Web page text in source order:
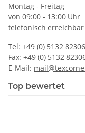
Montag - Freitag
von 09:00 - 13:00 Uhr
telefonisch erreichbar
Tel: +49 (0) 5132
Fax: +49 (0) 5132
E-Mail:
Top bewertet